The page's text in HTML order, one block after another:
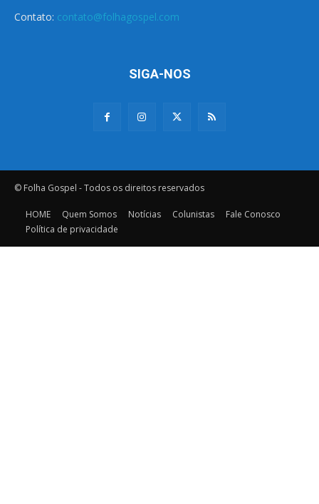
Contato: contato@folhagospel.com
SIGA-NOS
© Folha Gospel - Todos os direitos reservados
HOME Quem Somos Notícias Colunistas
Fale Conosco
Política de privacidade